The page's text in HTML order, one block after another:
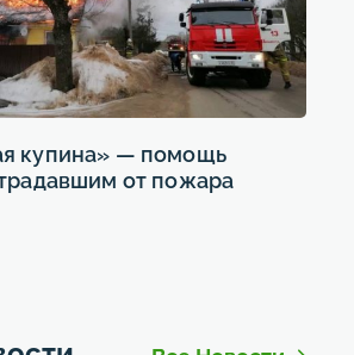
купина» — помощь
от пожара